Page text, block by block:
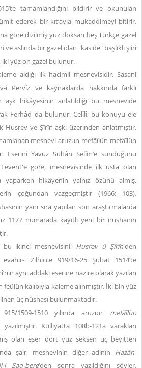
tamamlandığını bildirir ve okunulan
ederek bir kıt‘ayla mukaddimeyi bitirir.
göre dizilmiş yüz doksan beş Türkçe gazel
ve aslında bir gazel olan "kaside" başlıklı şiiri
yüz on gazel bulunur.
aldığı ilk hacimli mesnevisidir. Sasani
i Pervîz ve kaynaklarda hakkında farklı
aşk hikâyesinin anlatıldığı bu mesnevide
Ferhâd da bulunur. Celîlî, bu konuyu ele
Husrev ve Şîrîn aşkı üzerinden anlatmıştır.
mesnevi aruzun mefâîlün mefâîlün
Eserini Yavuz Sultân Selîm’e sunduğunu
Levent'e göre, mesnevisinde ilk usta olan
yaparken hikâyenin yalnız özünü almış,
çoğundan vazgeçmiştir (1966: 103).
yanı sıra yapılan son araştırmalarda
1177 numarada kayıtlı yeni bir nüshanın
bu ikinci mesnevisini, Husrev ü Şîrîn'den
i Zilhicce 919/16-25 Şubat 1514’te
aynı addaki eserine nazire olarak yazılan
kalıbıyla kaleme alınmıştır. İki bin yüz
üç nüshası bulunmaktadır.
1509-1510 yılında aruzun mefâîlün
Külliyatta 108b-121a varakları
olan eser dört yüz seksen üç beyitten
şair, mesnevinin diğer adının Hazân-
i Sad-berg’den sonra yazıldığını söyler.